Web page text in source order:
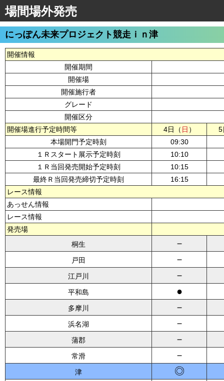
場間場外発売
にっぽん未来プロジェクト競走ｉｎ津
開催情報
開催期間
開催場
開催施行者
グレード
開催区分
開催場進行予定時間等
4日（ 日 ）
5
本場開門予定時刻
09:30
１Ｒスタート展示予定時刻
10:10
１Ｒ当回発売開始予定時刻
10:15
最終Ｒ当回発売締切予定時刻
16:15
レース情報
あっせん情報
レース情報
発売場
桐生
－
戸田 －
江戸川 －
平和島 ●
多摩川 －
浜名湖 －
蒲郡 －
常滑 －
津 ◎